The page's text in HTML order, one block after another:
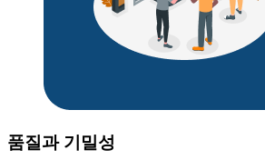
품질과 기밀성